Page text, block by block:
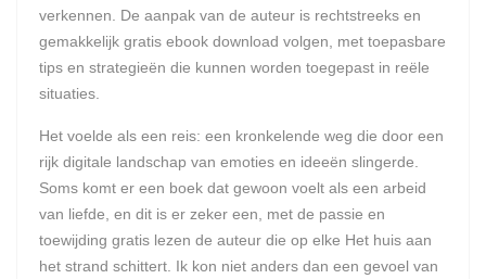
verkennen. De aanpak van de auteur is rechtstreeks en
gemakkelijk gratis ebook download volgen, met toepasbare
tips en strategieën die kunnen worden toegepast in reële
situaties.
Het voelde als een reis: een kronkelende weg die door een
rijk digitale landschap van emoties en ideeën slingerde.
Soms komt er een boek dat gewoon voelt als een arbeid
van liefde, en dit is er zeker een, met de passie en
toewijding gratis lezen de auteur die op elke Het huis aan
het strand schittert. Ik kon niet anders dan een gevoel van